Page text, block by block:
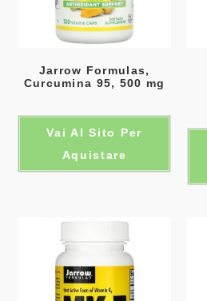
Jarrow Formulas,
Curcumina 95, 500 mg
Vai Al Sito Per
Aquistare